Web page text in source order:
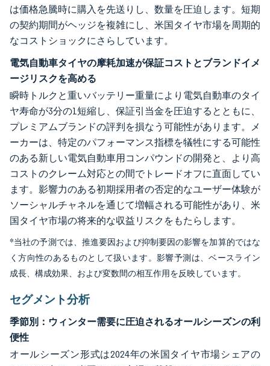
は価格急騰時に購入を先送りし、数量を圧迫します。短期
の契約期間がヘッジを複雑にし、米国タイヤ市場を周期的
なコストショックにさらしています。
電気自動車タイヤの摩耗加速が保証コストとブランドイメ
ージリスクを高める
瞬時トルクと重いバッテリー重量により電気自動車のタイ
ヤ寿命が3分の1短縮し、保証引当金を圧迫するとともに、
プレミアムブランドの評判を損なう可能性があります。メ
ーカーは、特定のパフォーマンス指標を犠牲にする可能性
のある新しい電気自動車用コンパウンドの開発と、より高
コストのクレーム対応との間でトレードオフに直面してい
ます。影響力のある初期採用者の否定的なユーザー体験が
ソーシャルチャネルを通じて増幅される可能性があり、米
国タイヤ市場の将来的な収益リスクをもたらします。
*当社の予測では、推進要因および抑制要因の影響を加算的ではな
く方向性のあるものとして扱います。影響予測は、ベースライン
成長、構成効果、および変数間の相互作用を反映しています。
セグメント分析
季節別：ウィンター需要に圧迫されるオールシーズンの利
便性
オールシーズン形式は2024年の米国タイヤ市場シェアの